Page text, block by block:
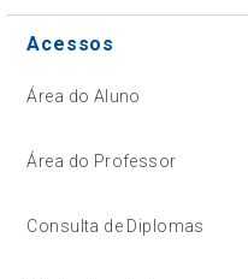
Acessos
Área do Aluno
Área do Professor
Consulta de Diplomas